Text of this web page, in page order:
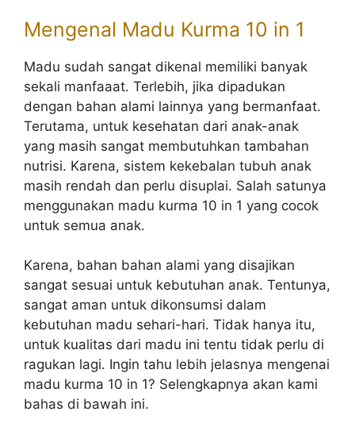
Mengenal Madu Kurma 10 in 1
Madu sudah sangat dikenal memiliki banyak
sekali manfaaat. Terlebih, jika dipadukan
dengan bahan alami lainnya yang bermanfaat.
Terutama, untuk kesehatan dari anak-anak
yang masih sangat membutuhkan tambahan
nutrisi. Karena, sistem kekebalan tubuh anak
masih rendah dan perlu disuplai. Salah satunya
menggunakan madu kurma 10 in 1 yang cocok
untuk semua anak.
Karena, bahan bahan alami yang disajikan
sangat sesuai untuk kebutuhan anak. Tentunya,
sangat aman untuk dikonsumsi dalam
kebutuhan madu sehari-hari. Tidak hanya itu,
untuk kualitas dari madu ini tentu tidak perlu di
ragukan lagi. Ingin tahu lebih jelasnya mengenai
madu kurma 10 in 1? Selengkapnya akan kami
bahas di bawah ini.